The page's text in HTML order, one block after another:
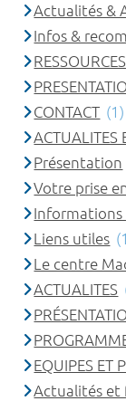
Actualités &
Infos &
RESSOURCES
CONTACT (1)
ACTUALITES
Présentation
Votre prise
Informations
Liens utiles
Le centre
ACTUALITES
EQUIPES ET
Actualités et